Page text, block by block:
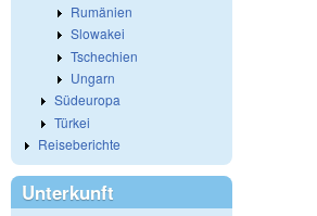
Rumänien
Slowakei
Tschechien
Ungarn
Südeuropa
Türkei
Reiseberichte
Unterkunft